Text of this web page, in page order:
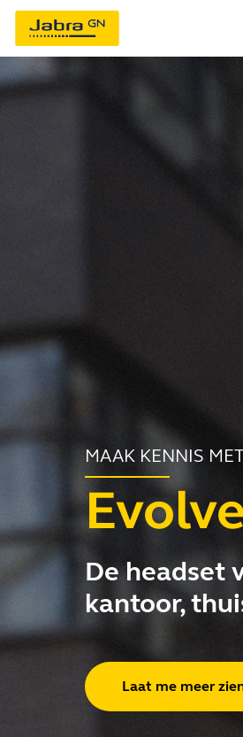
MAAK KENNIS
De headset
kantoor,
Laat me meer